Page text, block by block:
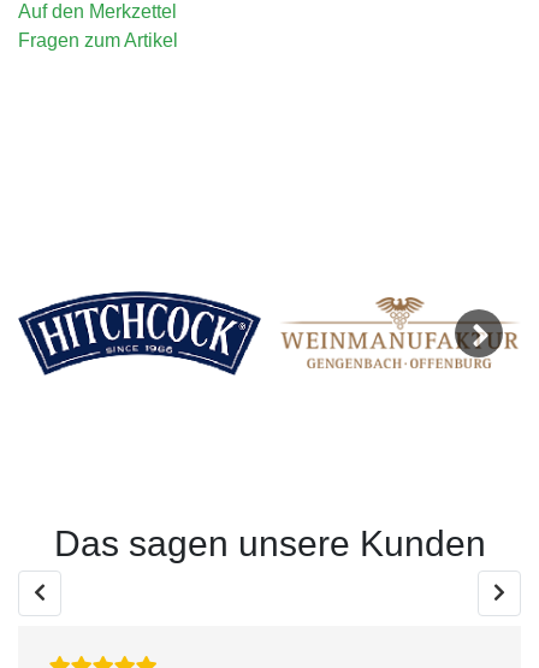
Auf den Merkzettel
Fragen zum Artikel
Das sagen unsere Kunden